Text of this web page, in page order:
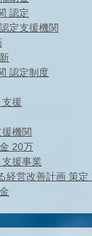
認定
定支援機関
認定制度
援
機関
20万
援事業
経営改善計画 策定